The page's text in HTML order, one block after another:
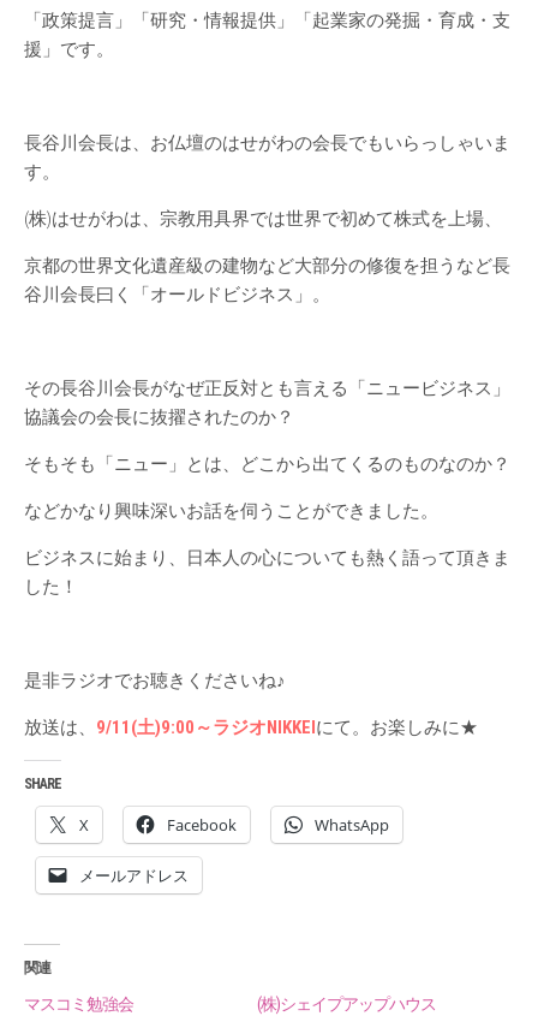
「政策提言」「研究・情報提供」「起業家の発掘・育成・支
援」です。
長谷川会長は、お仏壇のはせがわの会長でもいらっしゃいま
す。
(株)はせがわは、宗教用具界では世界で初めて株式を上場、
京都の世界文化遺産級の建物など大部分の修復を担うなど長
谷川会長曰く「オールドビジネス」。
その長谷川会長がなぜ正反対とも言える「ニュービジネス」
協議会の会長に抜擢されたのか？
そもそも「ニュー」とは、どこから出てくるのものなのか？
などかなり興味深いお話を伺うことができました。
ビジネスに始まり、日本人の心についても熱く語って頂きま
した！
是非ラジオでお聴きくださいね♪
放送は、 9/11(土)9:00～ラジオNIKKEI にて。お楽しみに★
SHARE
X Facebook WhatsApp
メールアドレス
関連
マスコミ勉強会
(株)シェイプアップハウス